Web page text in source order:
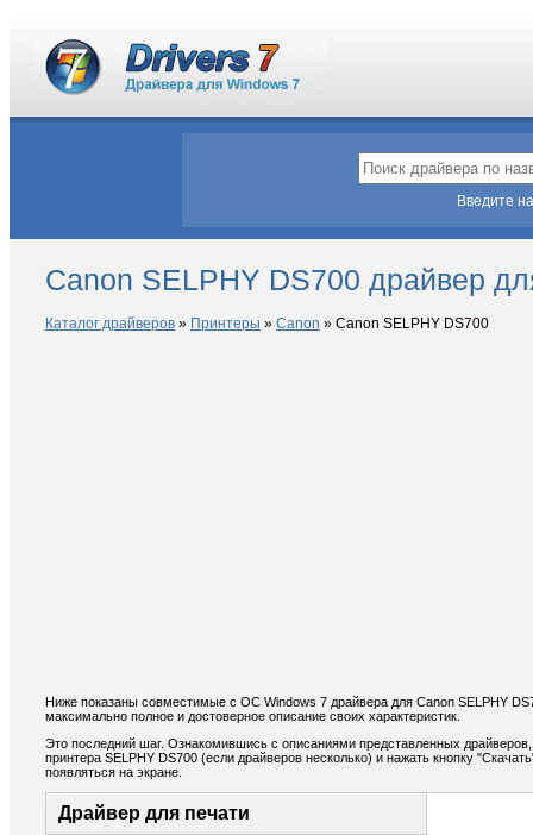
Введите
Canon SELPHY DS700 драйвер
Каталог драйверов » Принтеры » Canon » Canon SELPHY DS700
Ниже показаны совместимые с ОС Windows 7 драйвера для Canon SELPHY
максимально полное и достоверное описание своих характеристик.
Это последний шаг. Ознакомившись с описаниями представленных
принтера SELPHY DS700 (если драйверов несколько) и нажать кнопку
появляться на экране.
Драйвер для печати